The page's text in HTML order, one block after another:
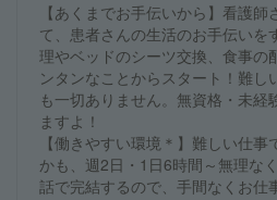
【あくまでお手伝いから】看護
て、患者さんの生活のお手伝いを
理やベッドのシーツ交換、食事の
ンタンなことからスタート！難し
も一切ありません。無資格・未経
ますよ！
【働きやすい環境＊】難しい仕
かも、週2日・1日6時間～無理な
話で完結するので、手間なくお仕